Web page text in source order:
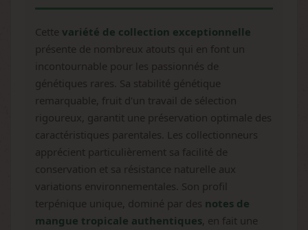
Cette variété de collection exceptionnelle
présente de nombreux atouts qui en font un
incontournable pour les passionnés de
génétiques rares. Sa stabilité génétique
remarquable, fruit d'un travail de sélection
rigoureux, garantit une préservation optimale des
caractéristiques parentales. Les collectionneurs
apprécient particulièrement sa facilité de
conservation et sa résistance naturelle aux
variations environnementales. Son profil
terpénique unique, dominé par des notes de
mangue tropicale authentiques , en fait une